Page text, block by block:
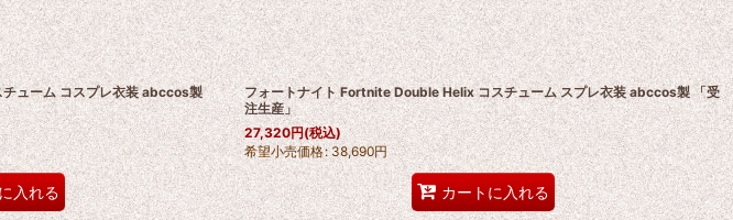
ューム コスプレ衣装 abccos製
入れる
フォートナイト Fortnite Double Helix コスチューム スプレ衣装 abccos製 「受
注生産」
27,320円(税込)
希望小売価格: 38,690円
カートに入れる